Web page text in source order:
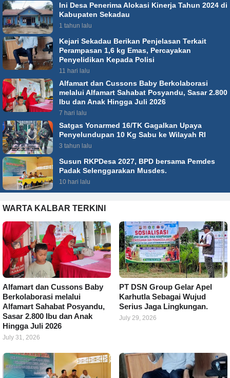
Ini Desa Penerima Alokasi Kinerja Tahun 2024 di
Kabupaten Sekadau
1 tahun lalu
Kejari Sekadau Berikan Penjelasan Terkait
Perampasan 1,6 kg Emas, Percayakan
Penyelidikan Kepada Polisi
11 hari lalu
Alfamart dan Cussons Baby Berkolaborasi
melalui Alfamart Sahabat Posyandu, Sasar 2.800
Ibu dan Anak Hingga Juli 2026
7 hari lalu
Satgas Yonarmed 16/TK Gagalkan Upaya
Penyelundupan 10 Kg Sabu ke Wilayah RI
3 tahun lalu
Susun RKPDesa 2027, BPD bersama Pemdes
Padak Selenggarakan Musdes.
10 hari lalu
WARTA KALBAR TERKINI
Alfamart dan Cussons Baby
Berkolaborasi melalui
Alfamart Sahabat Posyandu,
Sasar 2.800 Ibu dan Anak
Hingga Juli 2026
July 31, 2026
PT DSN Group Gelar Apel
Karhutla Sebagai Wujud
Serius Jaga Lingkungan.
July 29, 2026